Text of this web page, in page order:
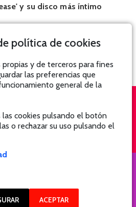
y su disco más íntimo
política de cookies
y de terceros para fines
las preferencias que
general de la
cookies pulsando el botón
o rechazar su uso pulsando el
ACEPTAR